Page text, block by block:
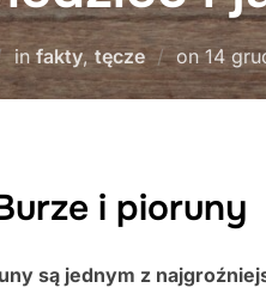
in fakty, tęcze on Posted
on
14
i pioruny
są jednym z